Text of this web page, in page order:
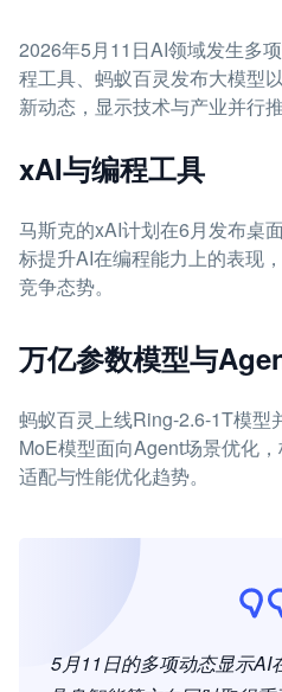
2026年5月11日AI领域发生多
程工具、蚂蚁百灵发布大模型
新动态，显示技术与产业并行推
xAI与编程工具
马斯克的xAI计划在6月发布桌
标提升AI在编程能力上的表现
竞争态势。
万亿参数模型与
蚂蚁百灵上线Ring-2.6-1T模型
MoE模型面向Agent场景优化
适配与性能优化趋势。
5月11日的多项动态显示AI